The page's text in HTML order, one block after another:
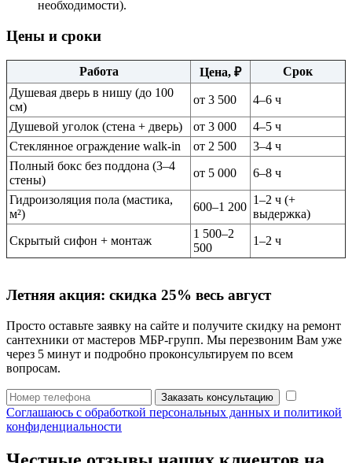
необходимости).
Цены и сроки
Работа Цена, ₽
Срок
Душевая дверь в нишу (до 100
см)
от 3 500
4–6 ч
Душевой уголок (стена + дверь)
от 3 000
4–5 ч
Стеклянное ограждение walk-in
от 2 500
3–4 ч
Полный бокс без поддона (3–4
стены)
от 5 000
6–8 ч
Гидроизоляция пола (мастика,
м²)
600–1 200
1–2 ч (+
выдержка)
Скрытый сифон + монтаж
1 500–2
500
1–2 ч
Летняя акция: скидка 25% весь август
Просто оставьте заявку на сайте и получите скидку на ремонт
сантехники от мастеров МБР-групп. Мы перезвоним Вам уже
через 5 минут и подробно проконсультируем по всем
вопросам.
Заказать консультацию
Соглашаюсь с обработкой персональных данных и политикой
конфиденциальности